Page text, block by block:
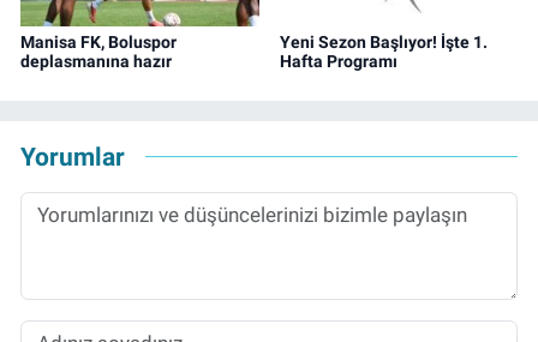
Manisa FK, Boluspor
deplasmanına hazır
Yeni Sezon Başlıyor! İşte 1.
Hafta Programı
Yorumlar